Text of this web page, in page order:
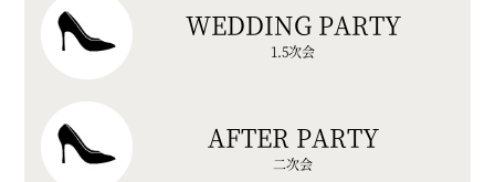
WEDDING PARTY
1.5次会
AFTER PARTY
二次会